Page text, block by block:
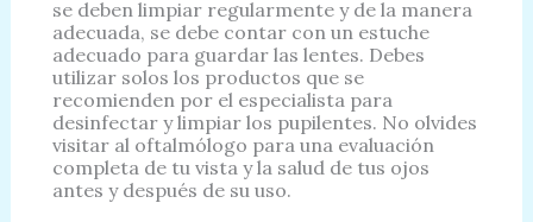
se deben limpiar regularmente y de la manera
adecuada, se debe contar con un estuche
adecuado para guardar las lentes. Debes
utilizar solos los productos que se
recomienden por el especialista para
desinfectar y limpiar los pupilentes. No olvides
visitar al oftalmólogo para una evaluación
completa de tu vista y la salud de tus ojos
antes y después de su uso.